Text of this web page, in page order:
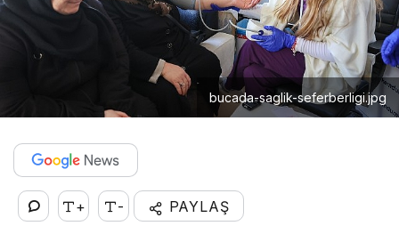
bucada-saglik-seferberligi.jpg
+ - PAYLAŞ